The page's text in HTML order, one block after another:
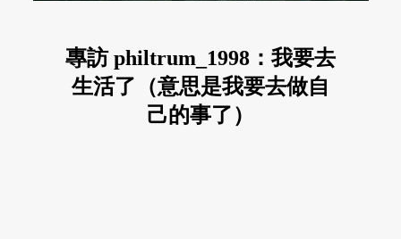
專訪 philtrum_1998：我要去
生活了（意思是我要去做自
己的事了）